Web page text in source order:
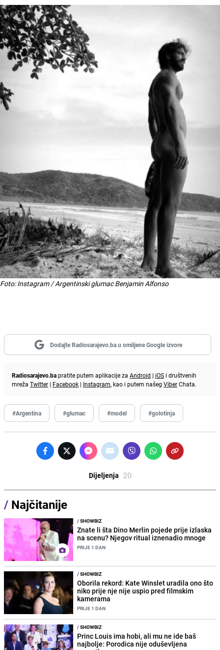
Foto: Instagram / Argentinski glumac Benjamin Alfonso
Dodajte Radiosarajevo.ba u omiljene Google izvore
Radiosarajevo.bapratite putem aplikacije za Android | iOS i društvenih
mreža Twitter | Facebook | Instagram, kao i putem našeg ViberChata.
#Argentina #glumac #model #golotinja
Dijeljenja 20
/ Najčitanije
/SHOWBIZ
Znate li šta Dino Merlin pojede prije izlaska
na scenu? Njegov ritual iznenadio mnoge
PRIJE 1 DAN
/SHOWBIZ
Oborila rekord: Kate Winslet uradila ono što
niko prije nje nije uspio pred filmskim
kamerama
PRIJE 1 DAN
/SHOWBIZ
Princ Louis ima hobi, ali mu ne ide baš
najbolje: Porodica nije oduševljena